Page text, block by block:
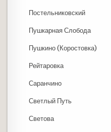
Постельниковский
Пушкарная Слобода
Пушкино (Коростовка)
Рейтаровка
Саранчино
Светлый Путь
Светова